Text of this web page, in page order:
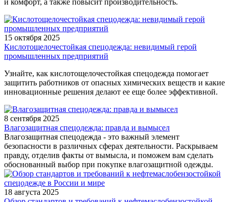
15 октября 2025
Кислотощелочестойкая спецодежда: невидимый герой
промышленных предприятий
Узнайте, как кислотощелочестойкая спецодежда помогает
защитить работников от опасных химических веществ и какие
инновационные решения делают ее еще более эффективной.
8 сентября 2025
Влагозащитная спецодежда: правда и вымысел
Влагозащитная спецодежда - это важный элемент
безопасности в различных сферах деятельности. Раскрываем
правду, отделив факты от вымысла, и поможем вам сделать
обоснованный выбор при покупке влагозащитной одежды.
18 августа 2025